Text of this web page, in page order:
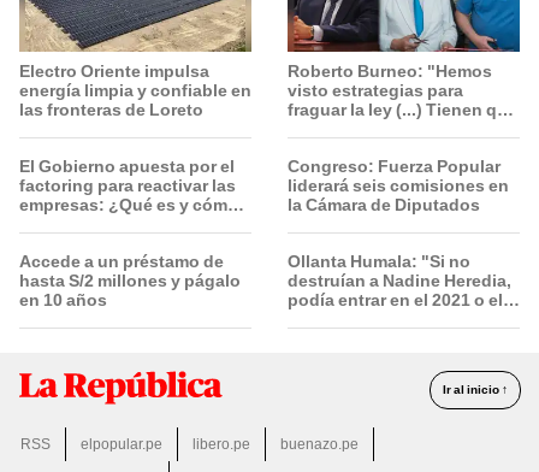
Electro Oriente impulsa
energía limpia y confiable en
las fronteras de Loreto
El Gobierno apuesta por el
factoring para reactivar las
empresas: ¿Qué es y cómo
Accede a un préstamo de
hasta S/2 millones y págalo
en 10 años
Roberto Burneo: "Hemos
visto estrategias para
fraguar la ley (...) Tienen que
Congreso: Fuerza Popular
liderará seis comisiones en
la Cámara de Diputados
Ollanta Humala: "Si no
destruían a Nadine Heredia,
podía entrar en el 2021 o el
Ir al inicio ↑
RSS elpopular.pe libero.pe
buenazo.pe